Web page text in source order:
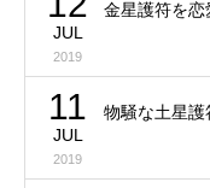
JUL
2019
金星護符を恋
11
JUL
2019
物騒な土星護